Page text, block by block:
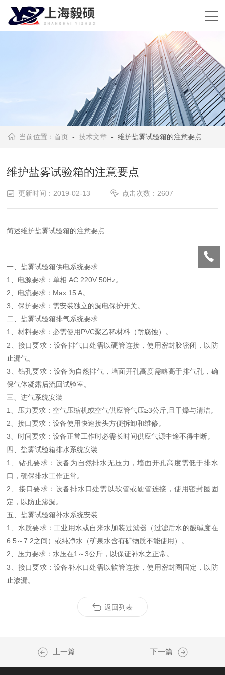
当前位置：首页 -技术文章 - 维护盐雾试验箱的注意要点
维护盐雾试验箱的注意要点
更新时间：2019-02-13 点击次数：2607
简述维护盐雾试验箱的注意要点
一、盐雾试验箱供电系统要求
1、电源要求：单相 AC 220V 50Hz。
2、电流要求：Max 15 A。
3、保护要求：需安装独立的漏电保护开关。
二、盐雾试验箱排气系统要求
1、材料要求：必需使用PVC聚乙稀材料（耐腐蚀）。
2、接口要求：设备排气口处需以硬管连接，使用密封胶密闭，以防
止漏气。
3、钻孔要求：设备为自然排气，墙面开孔高度需略高于排气孔，确
保气体凝露后流回试验室。
三、进气系统安装
1、压力要求：空气压缩机或空气供应管气压≥3公斤,且干燥与清洁。
2、接口要求：设备使用快速接头方便拆卸和维修。
3、时间要求：设备正常工作时必需长时间供应气源中途不得中断。
四、盐雾试验箱排水系统安装
1、钻孔要求：设备为自然排水无压力，墙面开孔高度需低于排水
口，确保排水工作正常。
2、接口要求：设备排水口处需以软管或硬管连接，使用密封圈固
定，以防止渗漏。
五、盐雾试验箱补水系统安装
1、水质要求：工业用水或自来水加装过滤器（过滤后水的酸碱度在
6.5～7.2之间）或纯净水（矿泉水含有矿物质不能使用）。
2、压力要求：水压在1～3公斤，以保证补水之正常。
3、接口要求：设备补水口处需以软管连接，使用密封圈固定，以防
止渗漏。
返回列表
上一篇 下一篇